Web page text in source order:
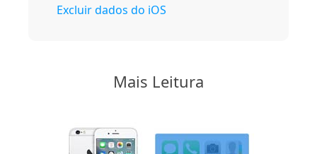
Excluir dados do iOS
Mais Leitura